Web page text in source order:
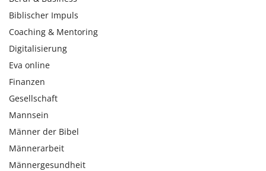
Biblischer Impuls
Coaching & Mentoring
Digitalisierung
Eva online
Finanzen
Gesellschaft
Mannsein
Männer der Bibel
Männerarbeit
Männergesundheit